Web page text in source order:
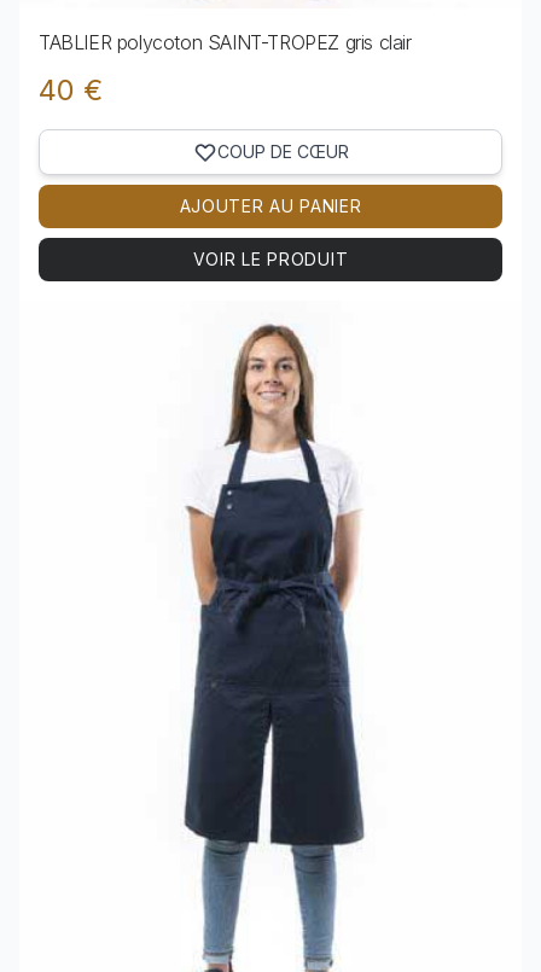
TABLIER polycoton SAINT-TROPEZ gris clair
40 €
COUP DE CŒUR
AJOUTER AU PANIER
VOIR LE PRODUIT